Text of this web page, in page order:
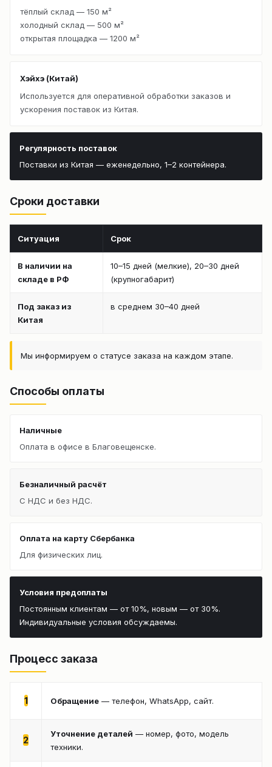
тёплый склад — 150 м²
холодный склад — 500 м²
открытая площадка — 1200 м²
Хэйхэ (Китай)
Используется для оперативной обработки заказов и
ускорения поставок из Китая.
Регулярность поставок
Поставки из Китая — еженедельно, 1–2 контейнера.
Сроки доставки
Ситуация Срок
В наличии на
складе в РФ
10–15 дней (мелкие), 20–30 дней
(крупногабарит)
Под заказ из
Китая
в среднем 30–40 дней
Мы информируем о статусе заказа на каждом этапе.
Способы оплаты
Наличные
Оплата в офисе в Благовещенске.
Безналичный расчёт
С НДС и без НДС.
Оплата на карту Сбербанка
Для физических лиц.
Условия предоплаты
Постоянным клиентам — от 10%, новым — от 30%.
Индивидуальные условия обсуждаемы.
Процесс заказа
1 Обращение — телефон, WhatsApp, сайт.
2
Уточнение деталей — номер, фото, модель
техники.